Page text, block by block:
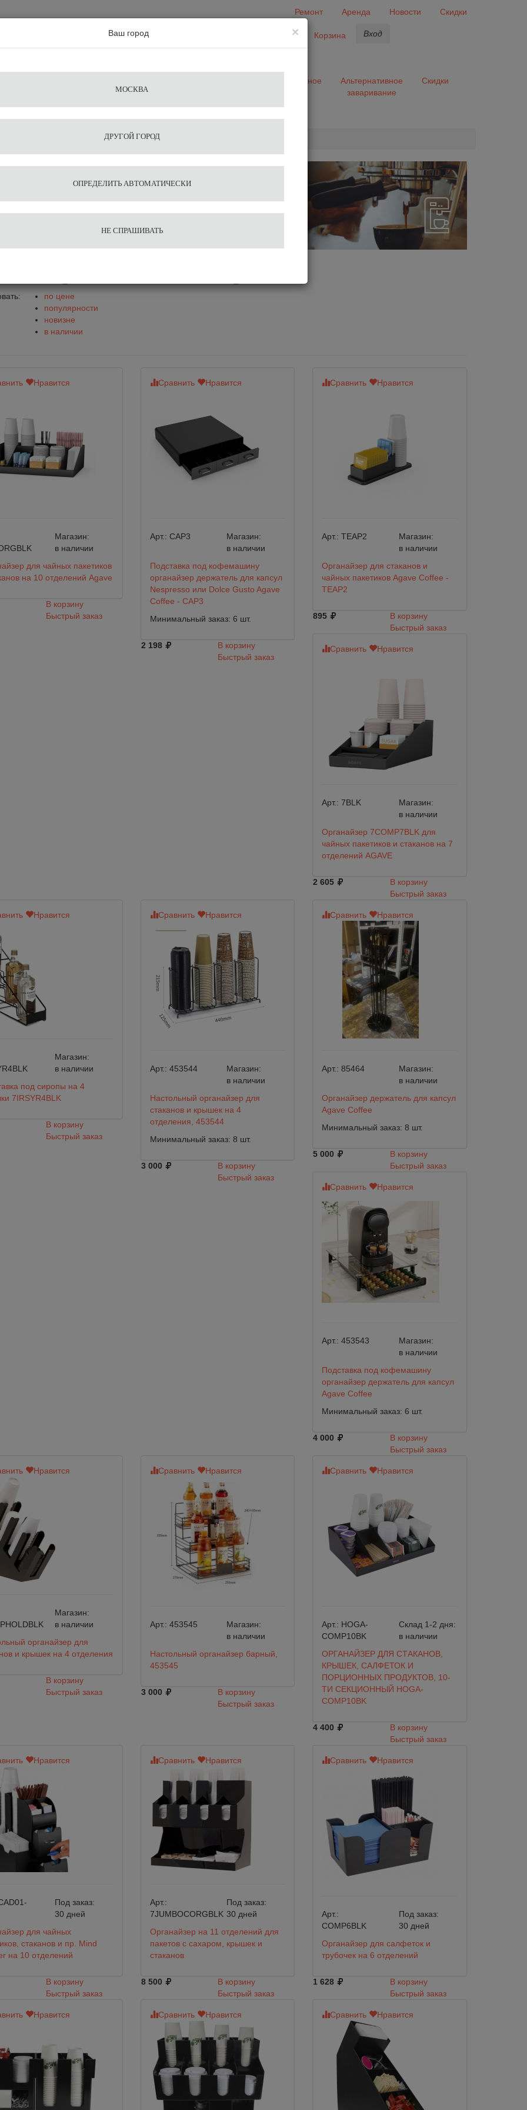
Ремонт Аренда Новости
Скидки
Избранное Корзина Вход
средства
Разное
Альтернативное
заваривание
Скидки
по цене
популярности
новизне
в наличии
Нравится
Магазин:
в наличии
для чайных пакетиков
на 10 отделений Agave
В корзину
Быстрый заказ
Сравнить Нравится
Арт.: CAP3
Магазин:
в наличии
Подставка под кофемашину
органайзер держатель для капсул
Nespresso или Dolce Gusto Agave
Coffee - CAP3
Минимальный заказ: 6 шт.
2 198
В корзину
Быстрый заказ
Сравнить Нравится
Арт.:TEAP2
Магазин:
в наличии
Oрганайзер для стаканов и
чайных пакетиков Agave Coffee -
TEAP2
895
В корзину
Быстрый заказ
Сравнить Нравится
Арт.:7BLK
Магазин:
в наличии
Органайзер 7COMP7BLK для
чайных пакетиков и стаканов на 7
отделений AGAVE
2 605
В корзину
Быстрый заказ
Нравится
Магазин:
в наличии
под сиропы на 4
7IRSYR4BLK
В корзину
Быстрый заказ
Сравнить Нравится
Арт.: 453544
Магазин:
в наличии
Настольный органайзер для
стаканов и крышек на 4
отделения, 453544
Минимальный заказ: 8 шт.
3 000
В корзину
Быстрый заказ
Сравнить Нравится
Арт.:85464
Магазин:
в наличии
Органайзер держатель для капсул
Agave Coffee
Минимальный заказ: 8 шт.
5 000
В корзину
Быстрый заказ
Сравнить Нравится
Арт.:453543
Магазин:
в наличии
Подставка под кофемашину
органайзер держатель для капсул
Agave Coffee
Минимальный заказ: 6 шт.
4 000
В корзину
Быстрый заказ
Нравится
Магазин:
в наличии
органайзер для
и крышек на 4 отделения
В корзину
Быстрый заказ
Сравнить Нравится
Арт.: 453545
Магазин:
в наличии
Настольный органайзер барный,
453545
3 000
В корзину
Быстрый заказ
Сравнить Нравится
Арт.: HOGA-
COMP10BK
Склад 1-2 дня:
в наличии
ОРГАНАЙЗЕР ДЛЯ СТАКАНОВ,
КРЫШЕК, САЛФЕТОК И
ПОРЦИОННЫХ ПРОДУКТОВ, 10-
ТИ СЕКЦИОННЫЙ HOGA-
COMP10BK
4 400
В корзину
Быстрый заказ
Нравится
Под заказ:
30 дней
для чайных
стаканов и пр. Mind
на 10 отделений
В корзину
Быстрый заказ
Сравнить Нравится
Арт.:
7JUMBOCORGBLK
Под заказ:
30 дней
Органайзер на 11 отделений для
пакетов с сахаром, крышек и
стаканов
8 500
В корзину
Быстрый заказ
Сравнить Нравится
Арт.:
COMP6BLK
Под заказ:
30 дней
Органайзер для салфеток и
трубочек на 6 отделений
1 628
В корзину
Быстрый заказ
Нравится Сравнить Нравится Сравнить Нравится
×
Ваш город
МОСКВА
ДРУГОЙ ГОРОД
ОПРЕДЕЛИТЬ АВТОМАТИЧЕСКИ
НЕ СПРАШИВАТЬ